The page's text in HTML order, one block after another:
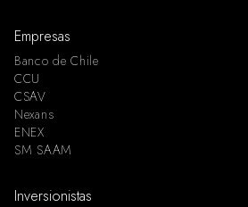
Empresas
Banco de Chile
CCU
CSAV
Nexans
ENEX
SM SAAM
Inversionistas